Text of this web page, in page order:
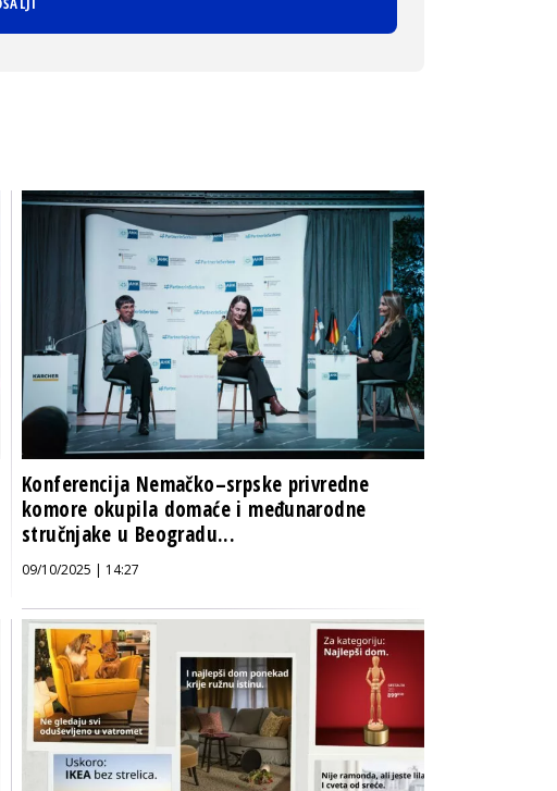
Konferencija Nemačko–srpske privredne
komore okupila domaće i međunarodne
stručnjake u Beogradu...
09/10/2025 | 14:27